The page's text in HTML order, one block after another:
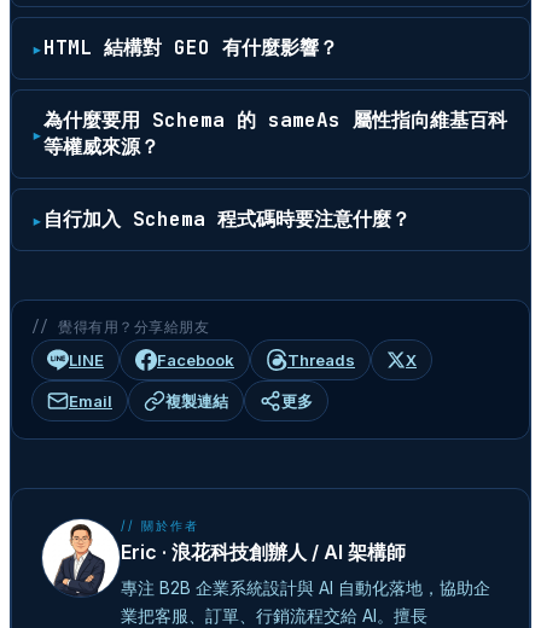
HTML 結構對 GEO 有什麼影響？
為什麼要用 Schema 的 sameAs 屬性指向維基百科
等權威來源？
自行加入 Schema 程式碼時要注意什麼？
// 覺得有用？分享給朋友
LINE Facebook Threads X
Email 複製連結 更多
// 關於作者
Eric · 浪花科技創辦人 / AI 架構師
專注 B2B 企業系統設計與 AI 自動化落地，協助企
業把客服、訂單、行銷流程交給 AI。擅長